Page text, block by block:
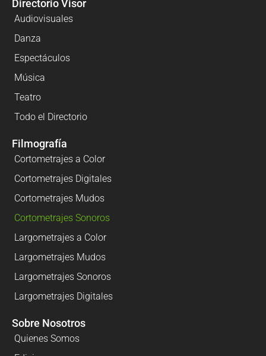
Directorio Visor
Audiovisuales
Danza
Espectáculos
Música
Teatro
Todo el Directorio
Filmografía
Cortometrajes a Color
Cortometrajes Digitales
Cortometrajes Mudos
Cortometrajes Sonoros
Largometrajes a Color
Largometrajes Mudos
Largometrajes Sonoros
Largometrajes Digitales
Sobre Nosotros
Quienes Somos